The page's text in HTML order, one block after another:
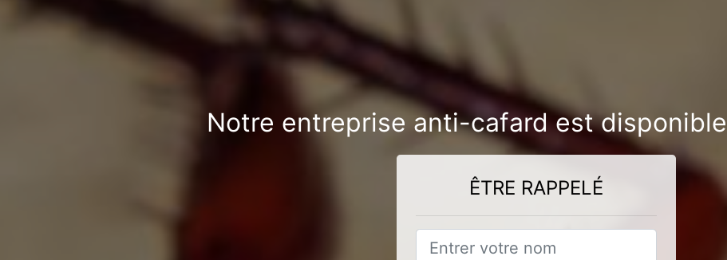
Notre entreprise anti-cafard est
ÊTRE RAPPELÉ